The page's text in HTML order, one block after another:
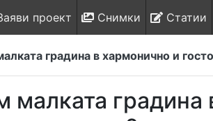
проект Снимки Статии
градина в хармонично и
малката градина